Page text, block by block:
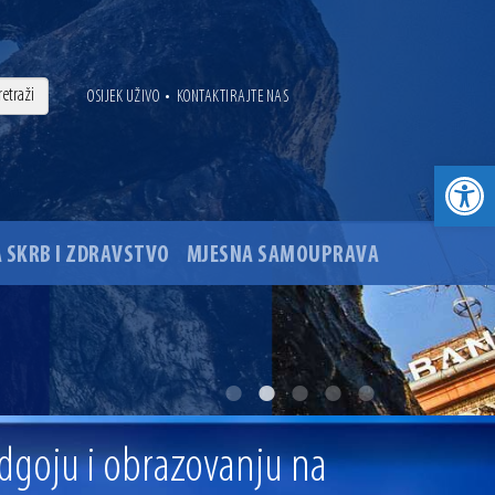
OSIJEK UŽIVO • KONTAKTIRAJTE NAS
SKRB I ZDRAVSTVO MJESNA SAMOUPRAVA
glavnog osječkog Trga Ante Starčevića
i obrazovanju na